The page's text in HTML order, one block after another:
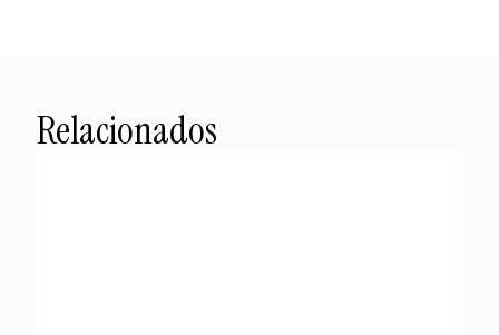
Relacionados